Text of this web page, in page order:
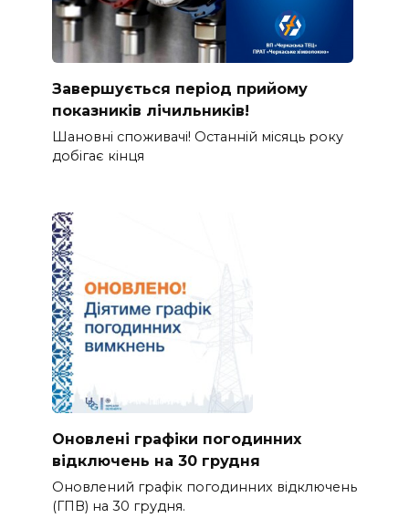
Завершується період прийому
показників лічильників!
Шановні споживачі! Останній місяць року
добігає кінця
Оновлені графіки погодинних
відключень на 30 грудня
Оновлений графік погодинних відключень
(ГПВ) на 30 грудня.